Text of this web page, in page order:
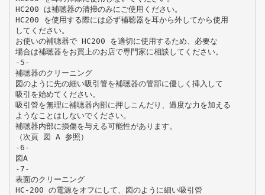
HC200 は補聴器の清掃のみにご使用ください。
HC200 を使用する際には必ず補聴器を耳から外してから使用
してください。
お使いの補聴器で HC200 を適切に使用するため、必要な
場合は補聴器をお買上のお店で専門家に相談してください。
-5-
補聴器のクリーニング
図のように先の細い吸引管を補聴器の管部に優しく挿入して
吸引を始めてください。
吸引管を無理に補聴器内部に押しこんだり、過度な力を加える
ようなことはしないでください。
補聴器内部に損傷を与える可能性があります。
（次頁 図 A 参照）
-6-
図A
-7-
表面のクリーニング
HC-200 の電源をオフにして、図のように細い吸引管